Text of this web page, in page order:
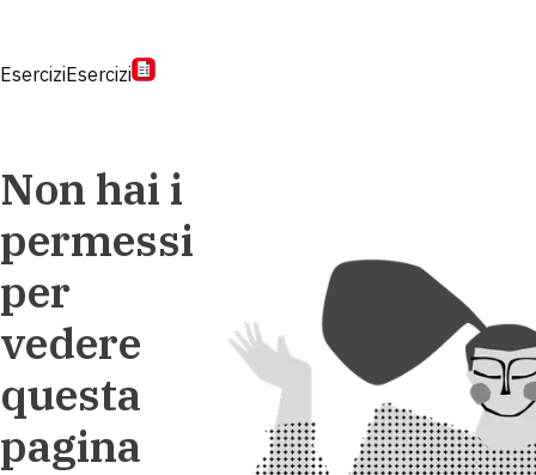
EserciziEsercizi
Non hai i
permessi
per
vedere
questa
pagina